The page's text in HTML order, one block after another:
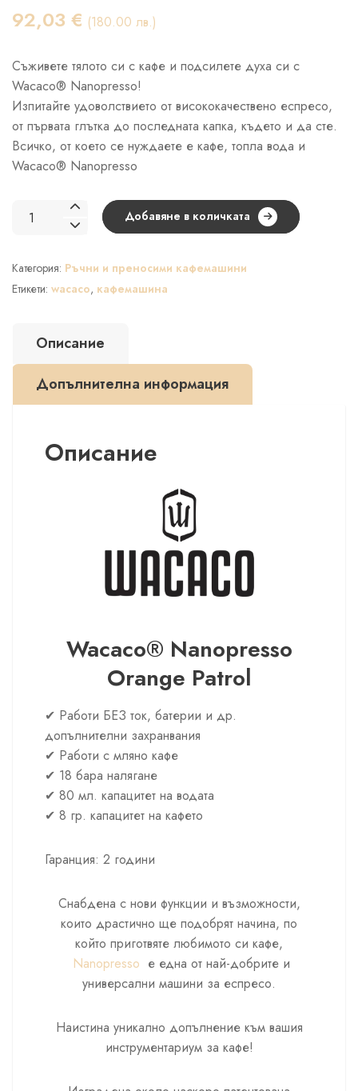
92,03 € (180.00 лв.)
Съживете тялото си с кафе и подсилете духа си с
Wacaco® Nanopresso!
Изпитайте удоволствието от висококачествено еспресо,
от първата глътка до последната капка, където и да сте.
Всичко, от което се нуждаете е кафе, топла вода и
Wacaco® Nanopresso
количество
Nanopresso
Orange
Преносима
кафе
машина
Добавяне в количката
Категория: Ръчни и преносими кафемашини
Етикети: wacaco, кафемашина
Описание
Допълнителна информация
Описание
Wacaco® Nanopresso
Orange Patrol
✔ Работи БЕЗ ток, батерии и др.
допълнителни захранвания
✔ Работи с мляно кафе
✔ 18 бара налягане
✔ 80 мл. капацитет на водата
✔ 8 гр. капацитет на кафето
Гаранция: 2 години
Снабдена с нови функции и възможности,
които драстично ще подобрят начина, по
който приготвяте любимото си кафе,
Nanopresso е една от най-добрите и
универсални машини за еспресо.
Наистина уникално допълнение към вашия
инструментариум за кафе!